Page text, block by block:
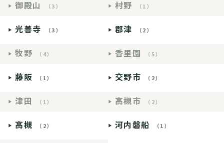
御殿山 （3） 村野 （1）
光善寺 （3） 郡津 （2）
牧野 （4） 香里園 （5）
藤阪 （1） 交野市 （2）
津田 （1） 高槻市 （2）
高槻 （2） 河内磐船 （1）